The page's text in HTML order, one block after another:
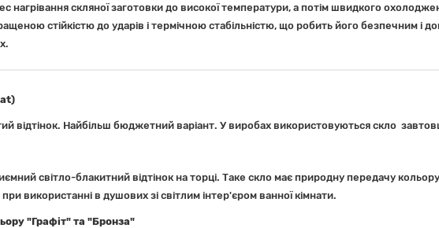
нагрівання скляної заготовки до високої температури, а потім швидкого
стійкістю до ударів і термічною стабільністю, що робить його безпечним і
відтінок. Найбільш бюджетний варіант. У виробах використовуються скло
світло-блакитний відтінок на торці. Таке скло має природну передачу
використанні в душових зі світлим інтер'єром ванної кімнати.
"Графіт" та "Бронза"